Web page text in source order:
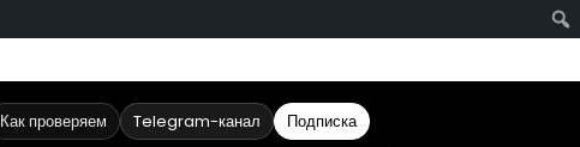
Как проверяем Telegram-канал Подписка